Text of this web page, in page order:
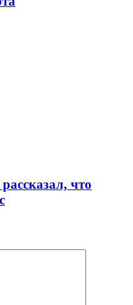
что